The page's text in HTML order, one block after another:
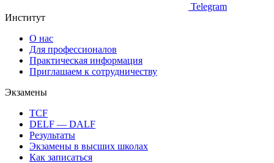
Telegram
Институт
О нас
Для профессионалов
Практическая информация
Приглашаем к сотрудничеству
Экзамены
TCF
DELF — DALF
Результаты
Экзамены в высших школах
Как записаться